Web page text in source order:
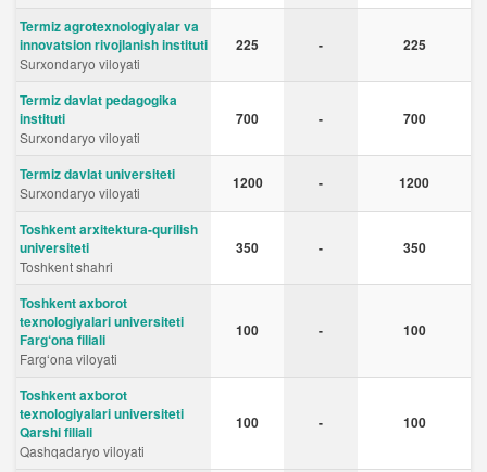
Termiz agrotexnologiyalar va
innovatsion rivojlanish instituti
Surxondaryo viloyati
225 - 225
Termiz davlat pedagogika
instituti
Surxondaryo viloyati
700 - 700
Termiz davlat universiteti
Surxondaryo viloyati
1200 - 1200
Toshkent arxitektura-qurilish
universiteti
Toshkent shahri
350 - 350
Toshkent axborot
texnologiyalari universiteti
Farg‘ona filiali
Fargʻona viloyati
100 - 100
Toshkent axborot
texnologiyalari universiteti
Qarshi filiali
Qashqadaryo viloyati
100 - 100